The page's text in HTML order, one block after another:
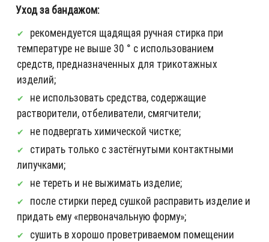
Уход за бандажом:
рекомендуется щадящая ручная стирка при
температуре не выше 30 ° с использованием
средств, предназначенных для трикотажных
изделий;
не использовать средства, содержащие
растворители, отбеливатели, смягчители;
не подвергать химической чистке;
стирать только с застёгнутыми контактными
липучками;
не тереть и не выжимать изделие;
после стирки перед сушкой расправить изделие и
придать ему «первоначальную форму»;
сушить в хорошо проветриваемом помещении